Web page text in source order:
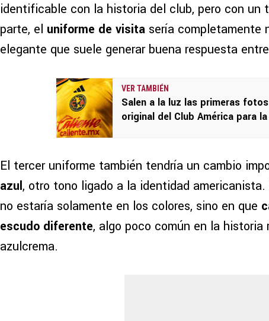
identificable con la historia del club, pero con un
parte, el uniforme de visita sería completamente
elegante que suele generar buena respuesta
VER TAMBIÉN
Salen a la luz las primeras
original del Club América para
El tercer uniforme también tendría un cambio
azul, otro tono ligado a la identidad
no estaría solamente en los colores, sino en que
escudo diferente, algo poco común en la
azulcrema.